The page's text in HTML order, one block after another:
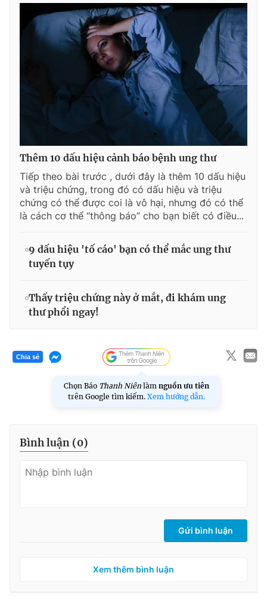
Thêm 10 dấu hiệu cảnh báo bệnh ung thư
Tiếp theo bài trước , dưới đây là thêm 10 dấu hiệu
và triệu chứng, trong đó có dấu hiệu và triệu
chứng có thể được coi là vô hại, nhưng đó có thể
là cách cơ thể “thông báo” cho bạn biết có điều...
9 dấu hiệu 'tố cáo' bạn có thể mắc ung thư
tuyến tụy
Thấy triệu chứng này ở mắt, đi khám ung
thư phổi ngay!
Chia sẻ
Chọn Báo Thanh Niên làm nguồn ưu tiên
trên Google tìm kiếm. Xem hướng dẫn.
Bình luận (0)
Gửi bình luận
Xem thêm bình luận